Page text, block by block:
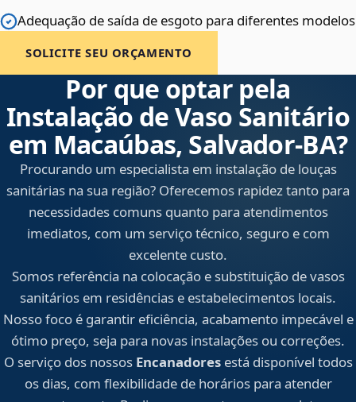
Adequação de saída de esgoto para diferentes modelos
SOLICITE SEU ORÇAMENTO
Por que optar pela
Instalação de Vaso Sanitário
em Macaúbas, Salvador‑BA?
Procurando um especialista em instalação de louças
sanitárias na sua região? Oferecemos rapidez tanto para
necessidades comuns quanto para atendimentos
imediatos, com um serviço técnico, seguro e com
excelente custo.
Somos referência na colocação e substituição de vasos
sanitários em residências e estabelecimentos locais.
Nosso foco é garantir eficiência, acabamento impecável e
ótimo preço, seja para novas instalações ou correções.
O serviço dos nossos Encanadoresestá disponível todos
os dias, com flexibilidade de horários para atender